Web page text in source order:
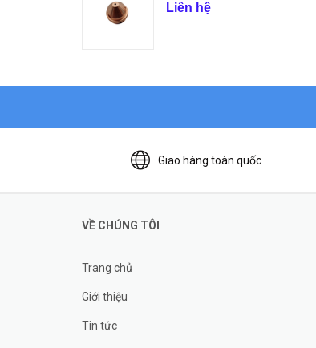
Liên hệ
Giao hàng toàn quốc
VỀ CHÚNG TÔI
Trang chủ
Giới thiệu
Tin tức